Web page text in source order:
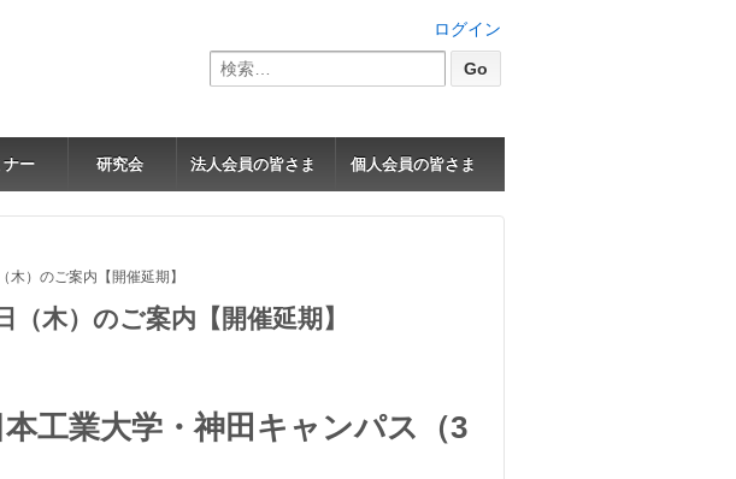
ログイン
検
索:
ナー 研究会 法人会員の皆さま 個人会員の皆さま
）のご案内【開催延期】
木）のご案内【開催延期】
本工業大学・神田キャンパス（3